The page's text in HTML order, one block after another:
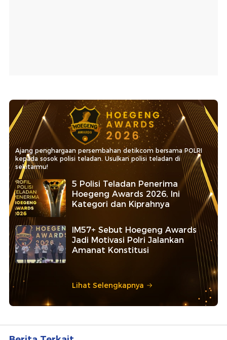
Ajang penghargaan persembahan detikcom bersama POLRI
kepada sosok polisi teladan. Usulkan polisi teladan di
sekitarmu!
5 Polisi Teladan Penerima
Hoegeng Awards 2026, Ini
Kategori dan Kiprahnya
IM57+ Sebut Hoegeng Awards
Jadi Motivasi Polri Jalankan
Amanat Konstitusi
Lihat Selengkapnya